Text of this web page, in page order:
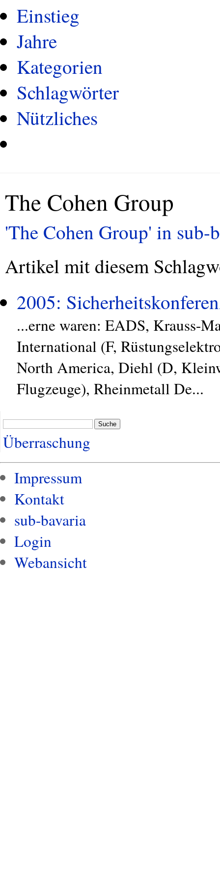
Einstieg
Jahre
Kategorien
Schlagwörter
Nützliches
The Cohen Group
'The Cohen Group' in sub-
Artikel mit diesem
2005:
...erne waren: EADS, Krauss-
International (F,
North America, Diehl (D,
Flugzeuge), Rheinmetall De...
Suche
Überraschung
Impressum
Kontakt
sub-bavaria
Login
Webansicht